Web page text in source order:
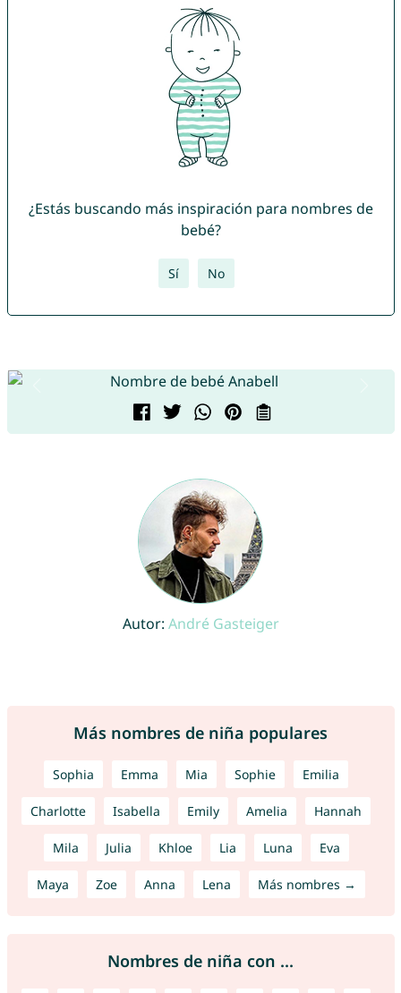
¿Estás buscando más inspiración para nombres de
bebé?
Sí No
Autor: André Gasteiger
Más nombres de niña populares
Sophia Emma Mia Sophie Emilia
Charlotte Isabella Emily Amelia Hannah
Mila Julia Khloe Lia Luna Eva
Maya Zoe Anna Lena Más nombres →
Nombres de niña con ...